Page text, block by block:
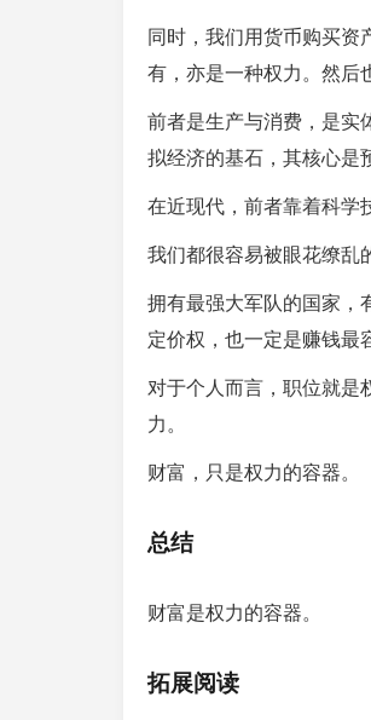
同时，我们用货币购买资
有，亦是一种权力。然后
前者是生产与消费，是实
拟经济的基石，其核心是
在近现代，前者靠着科学
我们都很容易被眼花缭乱
拥有最强大军队的国家，
定价权，也一定是赚钱最
对于个人而言，职位就是
力。
财富，只是权力的容器。
总结
财富是权力的容器。
拓展阅读